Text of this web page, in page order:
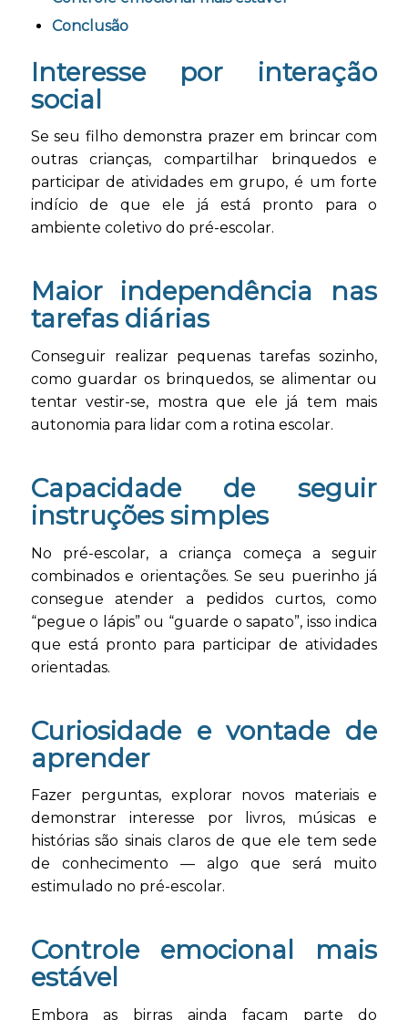
Conclusão
Interesse por interação
social
Se seu filho demonstra prazer em brincar com
outras crianças, compartilhar brinquedos e
participar de atividades em grupo, é um forte
indício de que ele já está pronto para o
ambiente coletivo do pré-escolar.
Maior independência nas
tarefas diárias
Conseguir realizar pequenas tarefas sozinho,
como guardar os brinquedos, se alimentar ou
tentar vestir-se, mostra que ele já tem mais
autonomia para lidar com a rotina escolar.
Capacidade de seguir
instruções simples
No pré-escolar, a criança começa a seguir
combinados e orientações. Se seu puerinho já
consegue atender a pedidos curtos, como
“pegue o lápis” ou “guarde o sapato”, isso indica
que está pronto para participar de atividades
orientadas.
Curiosidade e vontade de
aprender
Fazer perguntas, explorar novos materiais e
demonstrar interesse por livros, músicas e
histórias são sinais claros de que ele tem sede
de conhecimento — algo que será muito
estimulado no pré-escolar.
Controle emocional mais
estável
Embora as birras ainda façam parte do